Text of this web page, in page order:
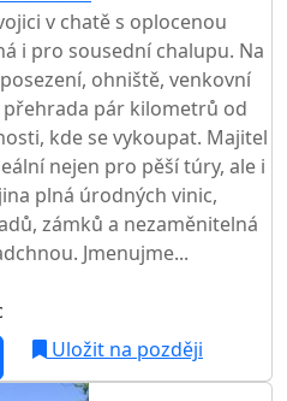
v chatě s oplocenou
i pro sousední chalupu. Na
ohniště, venkovní
přehrada pár kilometrů od
kde se vykoupat. Majitel
nejen pro pěší túry, ale i
plná úrodných vinic,
zámků a nezaměnitelná
Jmenujme...
Uložit na později